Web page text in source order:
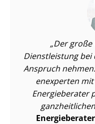
Der große
Dienstleistung bei
Anspruch
en­ex­per­ten
Energieberater